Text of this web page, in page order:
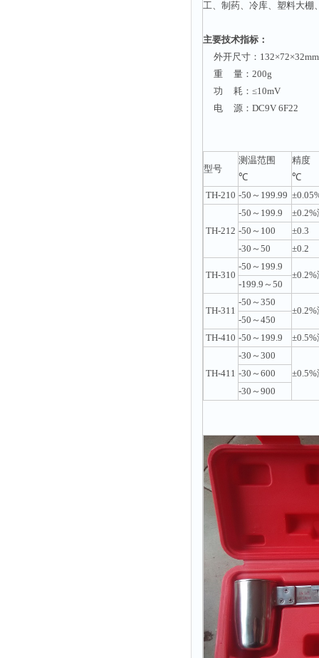
工、制药、冷库、塑料大棚
主要技术指标：
外开尺寸：132×72×32mm
重 量：200g
功 耗：≤10mV
电 源：DC9V 6F22
型号
测温范围
℃
精度
℃
TH-210 -50～199.99
TH-212
-50～199.9
-50～100
±0.3
-30～50
±0.2
TH-310
-50～199.9
-199.9～50
TH-311
-50～350
-50～450
TH-410 -50～199.9
TH-411
-30～300
-30～600
-30～900